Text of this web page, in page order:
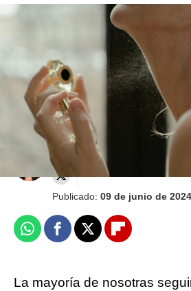
¿Es verdad que la
Ariadna Roca
Barcelona
Publicado: 09 de junio de
WhatsappFacebook
X Flipboard
La mayoría de nosotras